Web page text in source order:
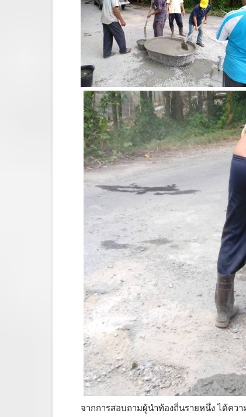
จากการสอบถามผู้นำท้องถิ่นรายหนึ่ง ได้คว